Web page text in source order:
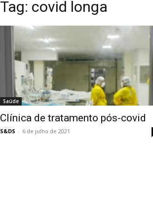
Tag: covid longa
Saúde
Clínica de tratamento pós-covid
S&DS - 6 de julho de 2021